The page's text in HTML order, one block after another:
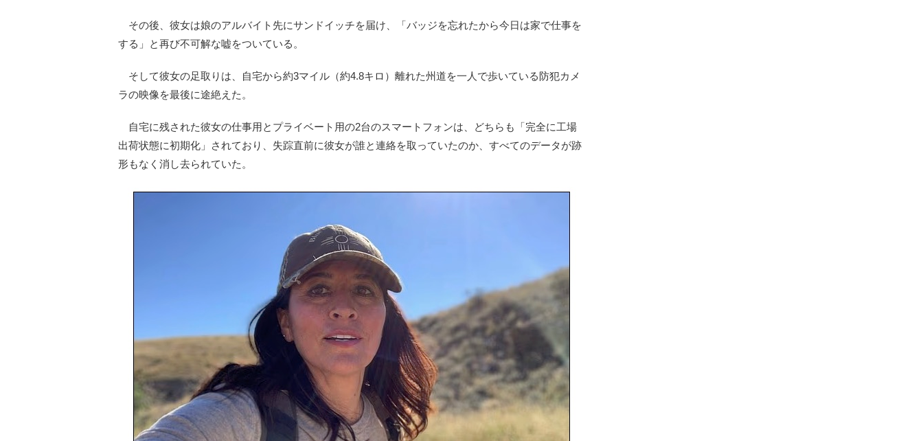
その後、彼女は娘のアルバイト先にサンドイッチを届け、「バッジを忘れたから今日は家で仕事を
する」と再び不可解な嘘をついている。
そして彼女の足取りは、自宅から約3マイル（約4.8キロ）離れた州道を一人で歩いている防犯カメ
ラの映像を最後に途絶えた。
自宅に残された彼女の仕事用とプライベート用の2台のスマートフォンは、どちらも「完全に工場
出荷状態に初期化」されており、失踪直前に彼女が誰と連絡を取っていたのか、すべてのデータが跡
形もなく消し去られていた。